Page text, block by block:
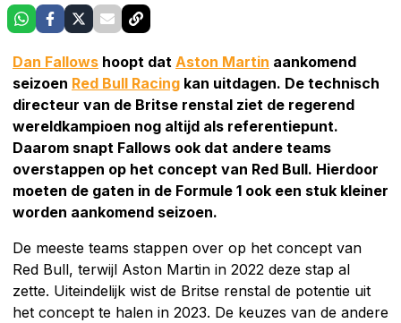
Dan Fallows hoopt dat Aston Martin aankomend
seizoen Red Bull Racing kan uitdagen. De technisch
directeur van de Britse renstal ziet de regerend
wereldkampioen nog altijd als referentiepunt.
Daarom snapt Fallows ook dat andere teams
overstappen op het concept van Red Bull. Hierdoor
moeten de gaten in de Formule 1 ook een stuk kleiner
worden aankomend seizoen.
De meeste teams stappen over op het concept van
Red Bull, terwijl Aston Martin in 2022 deze stap al
zette. Uiteindelijk wist de Britse renstal de potentie uit
het concept te halen in 2023. De keuzes van de andere